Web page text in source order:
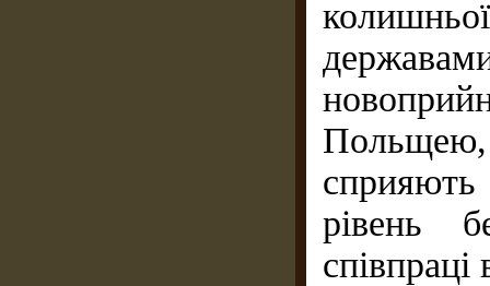
рівень
співпраці